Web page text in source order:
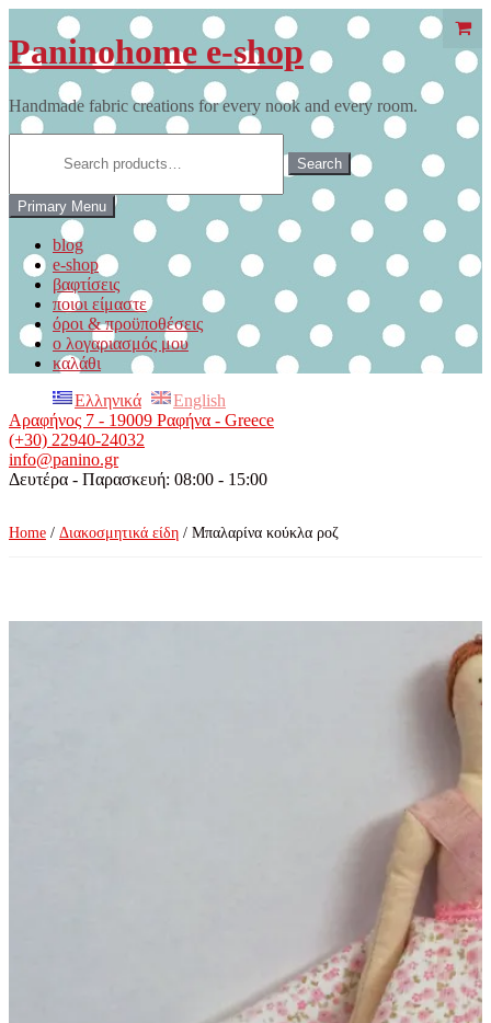
to
content
Paninohome e-shop
Handmade fabric creations for every nook and every room.
Search
Primary Menu
blog
e-shop
βαφτίσεις
ποιοι είμαστε
όροι & προϋποθέσεις
ο λογαριασμός μου
καλάθι
Ελληνικά
English
Αραφήνος 7 - 19009 Ραφήνα - Greece
(+30) 22940-24032
info@panino.gr
Δευτέρα - Παρασκευή: 08:00 - 15:00
Home / Διακοσμητικά είδη / Μπαλαρίνα κούκλα ροζ